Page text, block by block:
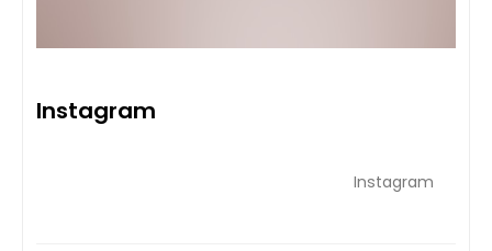
Instagram
Instagram